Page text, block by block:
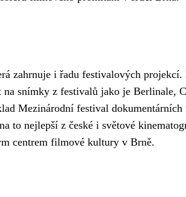
zahrnuje i řadu festivalových
na snímky z festivalů jako je
Mezinárodní festival
to nejlepší z české i světové
centrem filmové kultury v Brně.